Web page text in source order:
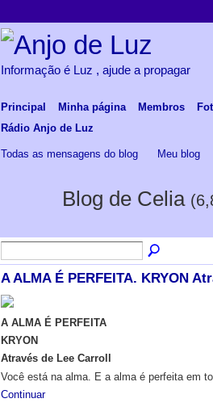
Informação é Luz , ajude a propagar
Principal Minha página Membros
Rádio Anjo de Luz
Todas as mensagens do blog Meu blog
Blog de Celia
A ALMA É PERFEITA. KRYON
A ALMA É PERFEITA
KRYON
Através de Lee Carroll
Você está na alma. E a alma é perfeita em
Continuar